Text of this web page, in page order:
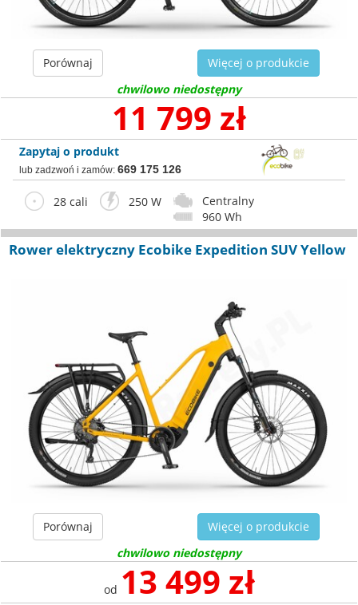
Porównaj
Więcej o produkcie
chwilowo niedostępny
11 799 zł
Zapytaj o produkt
lub zadzwoń i zamów: 669 175 126
28 cali 250 W
Centralny
960 Wh
Rower elektryczny Ecobike Expedition SUV Yellow
Porównaj
Więcej o produkcie
chwilowo niedostępny
od 13 499 zł